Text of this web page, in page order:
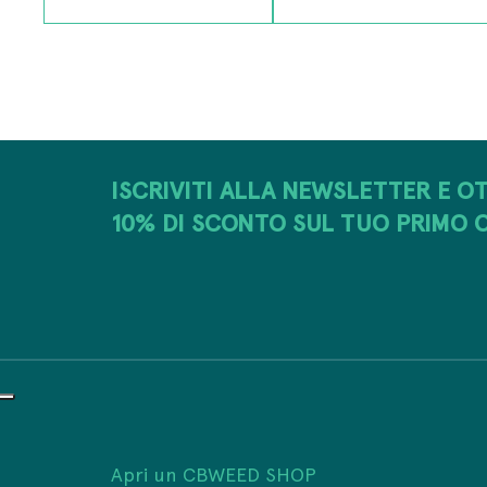
ISCRIVITI ALLA NEWSLETTER E
10% DI SCONTO SUL TUO PRIMO
Apri un CBWEED SHOP